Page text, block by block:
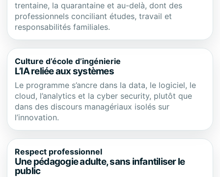
trentaine, la quarantaine et au-delà, dont des
professionnels conciliant études, travail et
responsabilités familiales.
Culture d’école d’ingénierie
L’IA reliée aux systèmes
Le programme s’ancre dans la data, le logiciel, le
cloud, l’analytics et la cyber security, plutôt que
dans des discours managériaux isolés sur
l’innovation.
Respect professionnel
Une pédagogie adulte, sans infantiliser le
public